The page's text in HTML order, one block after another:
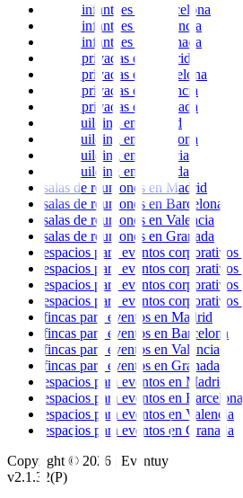
fiestas infantiles
Barcelona
fiestas infantiles
Valencia
fiestas infantiles
Granada
fiestas privadas en
Madrid
fiestas privadas en
Barcelona
fiestas privadas en
Valencia
fiestas privadas en
Granada
team building
en
Madrid
team building
en
Barcelona
team building
en
Valencia
team building en
Granada
salas de reuniones en Madrid
salas de reuniones en Barcelona
salas de reuniones en Valencia
salas de reuniones en Granada
espacios para eventos corporativos
espacios para eventos corporativos
espacios para eventos corporativos
espacios para eventos corporativos
fincas para eventos en Madrid
fincas para eventos en Barcelona
fincas para eventos en Valencia
fincas para eventos en Granada
espacios para eventos en Madrid
espacios para eventos en Barcelona
espacios para eventos en Valencia
espacios para eventos en Granada
Copyright © 2026 | Eventuy
v2.1.32(P)